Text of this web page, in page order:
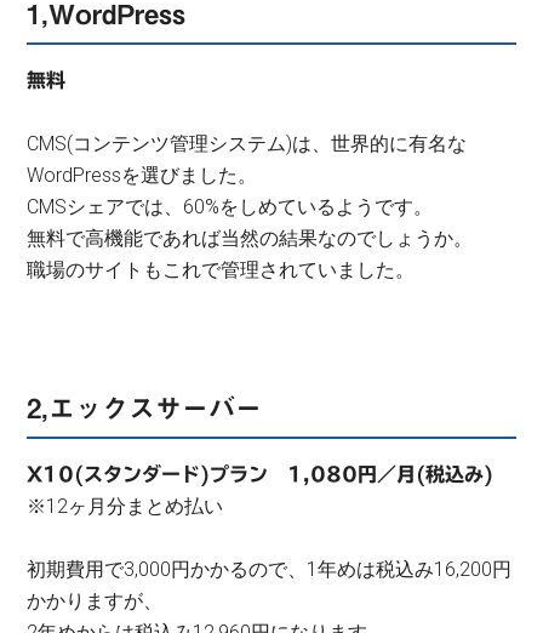
1,WordPress
無料
CMS(コンテンツ管理システム)は、世界的に有名な
WordPressを選びました。
CMSシェアでは、60%をしめているようです。
無料で高機能であれば当然の結果なのでしょうか。
職場のサイトもこれで管理されていました。
2,エックスサーバー
X10(スタンダード)プラン 1,080円／月(税込み)
※12ヶ月分まとめ払い
初期費用で3,000円かかるので、1年めは税込み16,200円
かかりますが、